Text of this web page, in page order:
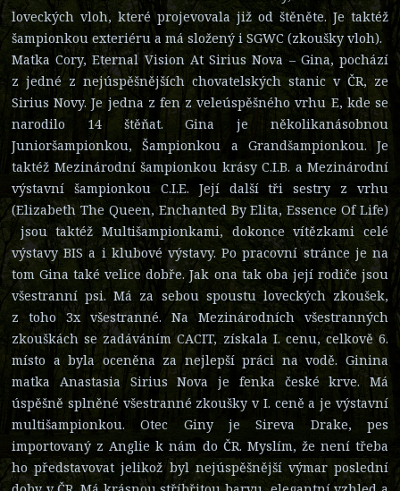
loveckých vloh, které projevovala již od štěněte. Je taktéž
šampionkou exteriéru a má složený i SGWC (zkoušky vloh).
Matka Cory, Eternal Vision At Sirius Nova – Gina, pochází
z jedné z nejúspěšnějších chovatelských stanic v ČR, ze
Sirius Novy. Je jedna z fen z veleúspěšného vrhu E, kde se
narodilo 14 štěňat. Gina je několikanásobnou
Junioršampionkou, Šampionkou a Grandšampionkou. Je
taktéž Mezinárodní šampionkou krásy C.I.B. a Mezinárodní
výstavní šampionkou C.I.E. Její další tři sestry z vrhu
(Elizabeth The Queen, Enchanted By Elita, Essence Of Life)
jsou taktéž Multišampionkami, dokonce vítězkami celé
výstavy BIS a i klubové výstavy. Po pracovní stránce je na
tom Gina také velice dobře. Jak ona tak oba její rodiče jsou
všestranní psi. Má za sebou spoustu loveckých zkoušek,
z toho 3x všestranné. Na Mezinárodních všestranných
zkouškách se zadáváním CACIT, získala I. cenu, celkově 6.
místo a byla oceněna za nejlepší práci na vodě. Ginina
matka Anastasia Sirius Nova je fenka české krve. Má
úspěšně splněné všestranné zkoušky v I. ceně a je výstavní
multišampionkou. Otec Giny je Sireva Drake, pes
importovaný z Anglie k nám do ČR. Myslím, že není třeba
ho představovat jelikož byl nejúspěšnější výmar poslední